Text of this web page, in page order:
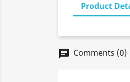
Product
chat Comments (0)